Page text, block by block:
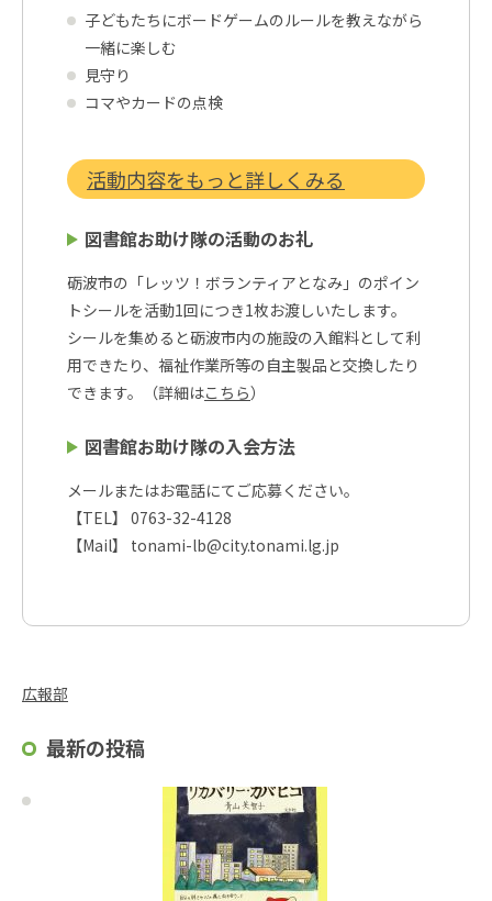
子どもたちにボードゲームのルールを教えながら
一緒に楽しむ
見守り
コマやカードの点検
活動内容をもっと詳しくみる
図書館お助け隊の活動のお礼
砺波市の「レッツ！ボランティアとなみ」のポイン
トシールを活動1回につき1枚お渡しいたします。
シールを集めると砺波市内の施設の入館料として利
用できたり、福祉作業所等の自主製品と交換したり
できます。（詳細はこちら）
図書館お助け隊の入会方法
メールまたはお電話にてご応募ください。
【TEL】 0763-32-4128
【Mail】 tonami-lb@city.tonami.lg.jp
広報部
最新の投稿